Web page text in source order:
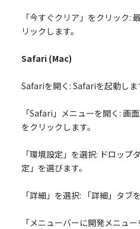
「今すぐクリア」をクリック:
リックします。
Safari (Mac)
Safariを開く: Safariを起動しま
「Safari」メニューを開く: 画
をクリックします。
「環境設定」を選択: ドロッ
定」を選びます。
「詳細」を選択: 「詳細」タブ
「メニューバーに開発メニュ